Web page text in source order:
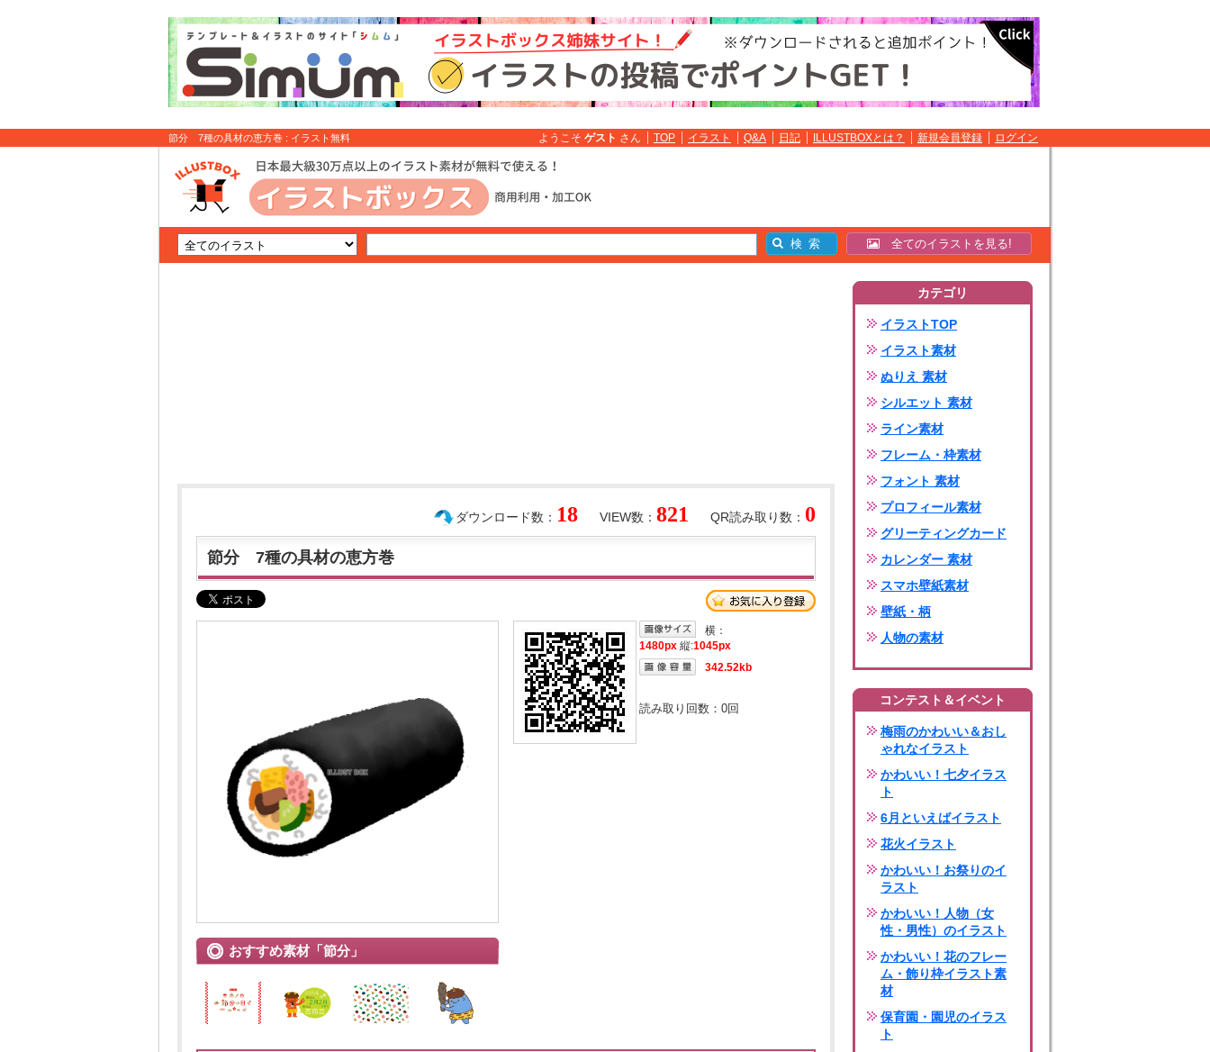
節分 7種の具材の恵方巻 : イラスト無料 ようこそ ゲスト さん TOP イラスト Q&A 日記 ILLUSTBOXとは？ 新規会員登録 ログイン
全てのイラストを見る!
QR読み取り数： 0
VIEW数： 821
ダウンロード数： 18
節分 7種の具材の恵方巻
おすすめ素材「節分」
横：
1480px 縦:1045px
342.52kb
読み取り回数： 0回
カテゴリ
イラストTOP
イラスト素材
ぬりえ 素材
シルエット 素材
ライン素材
フレーム・枠素材
フォント 素材
プロフィール素材
グリーティングカード
カレンダー 素材
スマホ壁紙素材
壁紙・柄
人物の素材
コンテスト＆イベント
梅雨のかわいい＆おし
ゃれなイラスト
かわいい！七夕イラス
ト
6月といえばイラスト
花火イラスト
かわいい！お祭りのイ
ラスト
かわいい！人物（女
性・男性）のイラスト
かわいい！花のフレー
ム・飾り枠イラスト素
材
保育園・園児のイラス
ト